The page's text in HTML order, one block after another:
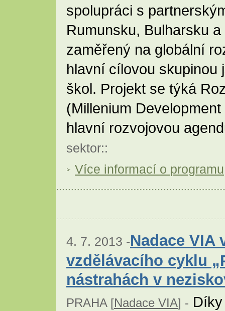
spolupráci s
Rumunsku, Bulharsku
zaměřený na globální
hlavní cílovou skupinou
škol. Projekt se týká
(Millenium
hlavní rozvojovou
sektor::
Více informací o programu
4. 7. 2013 -Nadace VIA
vzdělávacího cyklu
nástrahách v
PRAHA [Nadace VIA] -